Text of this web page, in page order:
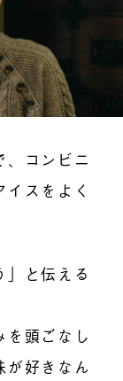
、コンビニ
スをよく
と伝える
を頭ごなし
が好きなん